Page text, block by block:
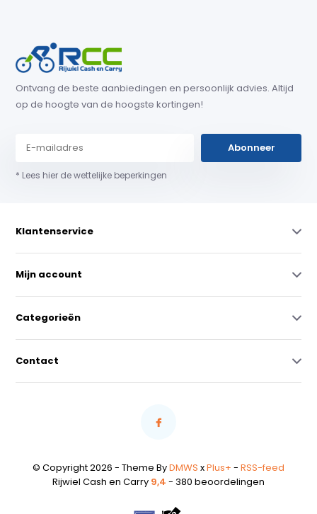
Ontvang de beste aanbiedingen en persoonlijk advies. Altijd
op de hoogte van de hoogste kortingen!
Abonneer
* Lees hier de wettelijke beperkingen
Klantenservice
Mijn account
Categorieën
Contact
© Copyright 2026 - Theme ByDMWS xPlus+ - RSS-feed
Rijwiel Cash en Carry 9,4 - 380 beoordelingen